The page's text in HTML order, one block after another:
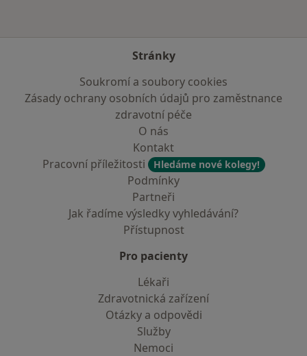
Stránky
Soukromí a soubory cookies
Zásady ochrany osobních údajů pro zaměstnance
zdravotní péče
O nás
Kontakt
Pracovní příležitosti
Hledáme nové kolegy!
Podmínky
Partneři
Jak řadíme výsledky vyhledávání?
Přístupnost
Pro pacienty
Lékaři
Zdravotnická zařízení
Otázky a odpovědi
Služby
Nemoci